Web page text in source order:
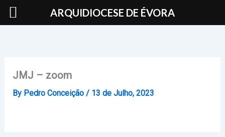
Skip
JMJ – zoom
By Pedro Conceição / 13 de Julho, 2023
ARQUIDIOCESE DE ÉVORA